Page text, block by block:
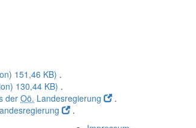
151,46 KB) .
130,44 KB) .
derOö. Landesregierung
.
.